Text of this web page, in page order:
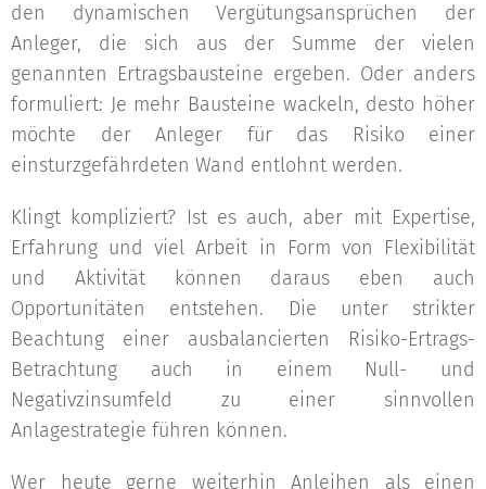
den dynamischen Vergütungsansprüchen der
Anleger, die sich aus der Summe der vielen
genannten Ertragsbausteine ergeben. Oder anders
formuliert: Je mehr Bausteine wackeln, desto höher
möchte der Anleger für das Risiko einer
einsturzgefährdeten Wand entlohnt werden.
Klingt kompliziert? Ist es auch, aber mit Expertise,
Erfahrung und viel Arbeit in Form von Flexibilität
und Aktivität können daraus eben auch
Opportunitäten entstehen. Die unter strikter
Beachtung einer ausbalancierten Risiko-Ertrags-
Betrachtung auch in einem Null- und
Negativzinsumfeld zu einer sinnvollen
Anlagestrategie führen können.
Wer heute gerne weiterhin Anleihen als einen